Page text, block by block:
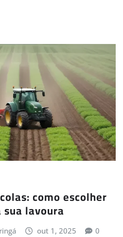
como escolher
lavoura
out 1, 2025 0